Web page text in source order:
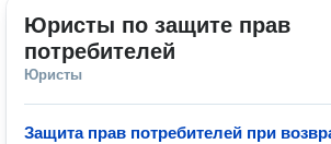
Юристы по защите прав
потребителей
Юристы
Защита прав потребителей при